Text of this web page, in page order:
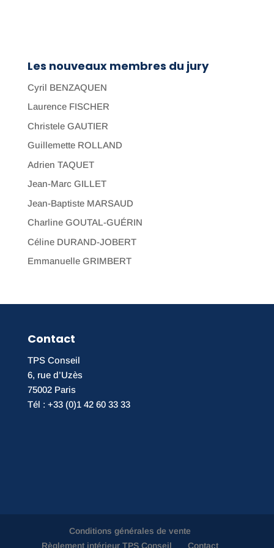
Les nouveaux membres du jury
Cyril BENZAQUEN
Laurence FISCHER
Christele GAUTIER
Guillemette ROLLAND
Adrien TAQUET
Jean-Marc GILLET
Jean-Baptiste MARSAUD
Charline GOUTAL-GUÉRIN
Céline DURAND-JOBERT
Emmanuelle GRIMBERT
Contact
TPS Conseil
6, rue d’Uzès
75002 Paris
Tél : +33 (0)1 42 60 33 33
Conditions générales de vente
Règlement intérieur TPS Conseil
Contact